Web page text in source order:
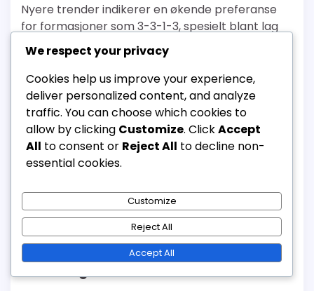
Nyere trender indikerer en økende preferanse
for formasjoner som 3-3-1-3, spesielt blant lag
som ønsker å forbedre dødballeffektiviteten.
Trenere fokuserer i økende grad på å trene
spillerne til å utføre spesifikke roller under disse
kritiske øyeblikkene, og understreker viktigheten
av forberedelse.
Videre har dataanalyse begynt å spille en
betydelig rolle i utformingen av
dødballstrategier. Lag bruker nå statistiske
innsikter for å identifisere svakheter i
motstandernes dødballsforsvar, noe som
muliggjør mer målrettede og effektive
tilnærminger.
We respect your privacy
Cookies help us improve your experience,
deliver personalized content, and analyze
traffic. You can choose which cookies to
allow by clicking Customize. ClickAccept
All to consent or Reject All to decline non-
essential cookies.
Customize
Reject All
Accept All